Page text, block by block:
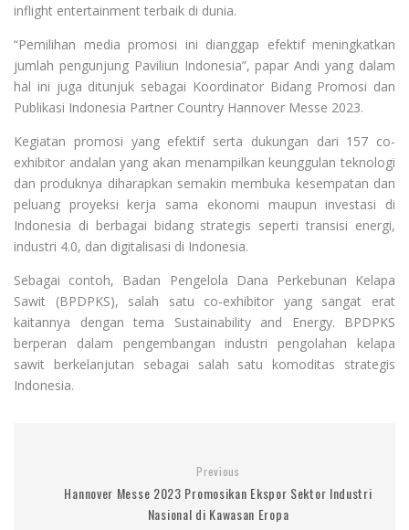
inflight entertainment terbaik di dunia.
“Pemilihan media promosi ini dianggap efektif meningkatkan
jumlah pengunjung Paviliun Indonesia”, papar Andi yang dalam
hal ini juga ditunjuk sebagai Koordinator Bidang Promosi dan
Publikasi Indonesia Partner Country Hannover Messe 2023.
Kegiatan promosi yang efektif serta dukungan dari 157 co-
exhibitor andalan yang akan menampilkan keunggulan teknologi
dan produknya diharapkan semakin membuka kesempatan dan
peluang proyeksi kerja sama ekonomi maupun investasi di
Indonesia di berbagai bidang strategis seperti transisi energi,
industri 4.0, dan digitalisasi di Indonesia.
Sebagai contoh, Badan Pengelola Dana Perkebunan Kelapa
Sawit (BPDPKS), salah satu co-exhibitor yang sangat erat
kaitannya dengan tema Sustainability and Energy. BPDPKS
berperan dalam pengembangan industri pengolahan kelapa
sawit berkelanjutan sebagai salah satu komoditas strategis
Indonesia.
Previous
Hannover Messe 2023 Promosikan Ekspor Sektor Industri
Nasional di Kawasan Eropa